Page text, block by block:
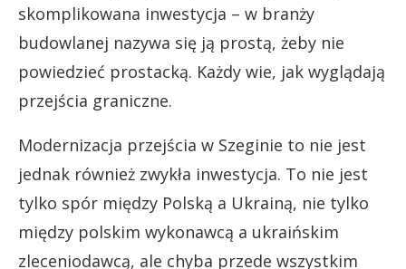
skomplikowana inwestycja – w branży
budowlanej nazywa się ją prostą, żeby nie
powiedzieć prostacką. Każdy wie, jak wyglądają
przejścia graniczne.
Modernizacja przejścia w Szeginie to nie jest
jednak również zwykła inwestycja. To nie jest
tylko spór między Polską a Ukrainą, nie tylko
między polskim wykonawcą a ukraińskim
zleceniodawcą, ale chyba przede wszystkim